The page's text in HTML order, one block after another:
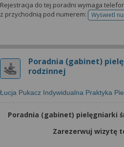
Rejestracja do tej poradni wymaga
z przychodnią pod numerem:
Wyświetl
Poradnia (gabinet)
rodzinnej
Łucja Pukacz Indywidualna Praktyka
Poradnia (gabinet) pielęgniarki
Zarezerwuj wizytę